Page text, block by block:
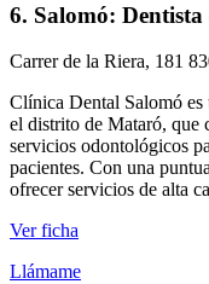
6. Salomó:
Carrer de la Riera, 181
Clínica Dental Salomó es
el distrito de Mataró, que
servicios odontológicos
pacientes. Con una
ofrecer servicios de alta
Ver ficha
Llámame